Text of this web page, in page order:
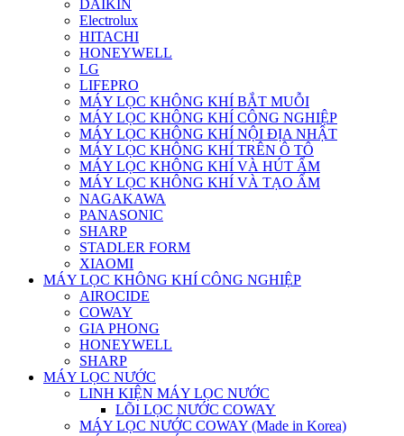
DAIKIN
Electrolux
HITACHI
HONEYWELL
LG
LIFEPRO
MÁY LỌC KHÔNG KHÍ BẮT MUỖI
MÁY LỌC KHÔNG KHÍ CÔNG NGHIỆP
MÁY LỌC KHÔNG KHÍ NỘI ĐỊA NHẬT
MÁY LỌC KHÔNG KHÍ TRÊN Ô TÔ
MÁY LỌC KHÔNG KHÍ VÀ HÚT ẨM
MÁY LỌC KHÔNG KHÍ VÀ TẠO ẨM
NAGAKAWA
PANASONIC
SHARP
STADLER FORM
XIAOMI
MÁY LỌC KHÔNG KHÍ CÔNG NGHIỆP
AIROCIDE
COWAY
GIA PHONG
HONEYWELL
SHARP
MÁY LỌC NƯỚC
LINH KIỆN MÁY LỌC NƯỚC
LÕI LỌC NƯỚC COWAY
MÁY LỌC NƯỚC COWAY (Made in Korea)